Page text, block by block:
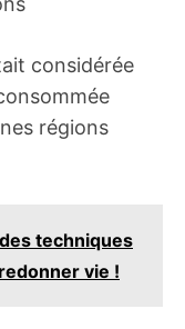
considérée
régions
techniques
vie !